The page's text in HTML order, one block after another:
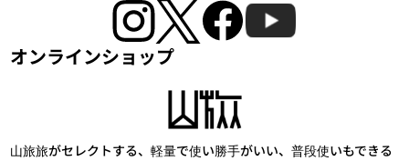
オンラインショップ
山旅旅がセレクトする、軽量で使い勝手がいい、普段使いもできる